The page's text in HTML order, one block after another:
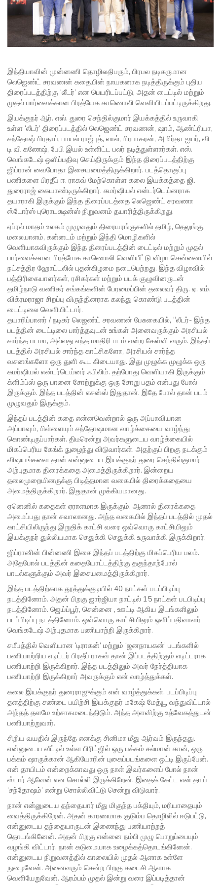
இந்தியாவின் முன்னணி தொழிலதிபரும், பிரபல நடிகருமான
லெஜெண்ட் சரவணன் கதையின் நாயகனாக நடித்திருக்கும் புதிய
திரைப்படத்திற்கு ‘லீடர்’ என பெயரிடப்பட்டு, அதன் டைட்டில் மற்றும்
முதல் பார்வைக்கான பிரத்யேக காணொலி வெளியிடப்பட்டிருக்கிறது.
இயக்குநர் ஆர். எஸ். துரை செந்தில்குமார் இயக்கத்தில் உருவாகி
உள்ள ‘லீடர்’ திரைப்படத்தில் லெஜெண்ட் சரவணன், ஷாம், ஆண்ட்ரியா,
சந்தோஷ் பிரதாப், பாயல் ராஜ்புத், லால், பிரபாகரன், அமிர்தா ஐயர், வி
டி வி கணேஷ், பேபி இயல் உள்ளிட்ட பலர் நடித்துள்ளார்கள். எஸ்.
வெங்கடேஷ் ஒளிப்பதிவு செய்திருக்கும் இந்த திரைப்படத்திற்கு
ஜிப்ரான் வைபோதா இசையமைத்திருக்கிறார். படத்தொகுப்பு
பணிகளை பிரதீப் ஈ. ராகவ் மேற்கொள்ள கலை இயக்கத்தை ஜி.
துரைராஜ் கையாண்டிருக்கிறார். கமர்ஷியல் என்டர்டெய்னராக
தயாராகி இருக்கும் இந்த திரைப்படத்தை லெஜெண்ட் சரவணா
ஸ்டோர்ஸ் புரொடக்ஷன்ஸ் நிறுவனம் தயாரித்திருக்கிறது.
ஏப்ரல் மாதம் உலகம் முழுவதும் திரையரங்குகளில் தமிழ், தெலுங்கு,
மலையாளம், கன்னடம் மற்றும் இந்தி மொழிகளில்
வெளியாகவிருக்கும் இந்த திரைப்படத்தின் டைட்டில் மற்றும் முதல்
பார்வைக்கான பிரத்யேக காணொலி வெளியீட்டு விழா சென்னையில்
நட்சத்திர ஹோட்டலில் புதன்கிழமை நடைபெற்றது. இந்த விழாவில்
பத்திரிகையாளர்கள், ரசிகர்கள் மற்றும் படக் குழுவினருடன்
தமிழ்நாடு வணிகர் சங்கங்களின் பேரமைப்பின் தலைவர் திரு. ஏ. எம்.
விக்ரமராஜா சிறப்பு விருந்தினராக கலந்து கொண்டு படத்தின்
டைட்டிலை வெளியிட்டார்.
தயாரிப்பாளர் / நடிகர் லெஜண்ட் சரவணன் பேசுகையில், “லீடர்- இந்த
படத்தின் டைட்டிலை பார்த்தவுடன் உங்கள் அனைவருக்கும் அரசியல்
சார்ந்த படமா, அல்லது எந்த மாதிரி படம் என்ற கேள்வி வரும். இந்தப்
படத்தில் அரசியல் சார்ந்த காட்சிகளோ, அரசியல் சார்ந்த
வசனங்களோ ஒரு துளி கூட கிடையாது. இது முழுக்க முழுக்க ஒரு
கமர்ஷியல் என்டர்டெய்னர் ஃபிலிம். தற்போது வெளியாகி இருக்கும்
க்ளிம்ப்ஸ் ஒரு பானை சோற்றுக்கு ஒரு சோறு பதம் என்பது போல்
இருக்கும். இந்த படத்தின் எசன்ஸ் இதுதான். இதே போல் தான் படம்
முழுவதும் இருக்கும்.
இந்தப் படத்தின் கதை என்னவென்றால் ஒரு அப்பாவியான
அப்பாவும், பிள்ளையும் சந்தோஷமான வாழ்க்கையை வாழ்ந்து
கொண்டிருப்பார்கள். திடீரென்று அவர்களுடைய வாழ்க்கையில்
மிகப்பெரிய கேங்க் நுழைந்து விடுவார்கள். அதற்குப் பிறகு நடக்கும்
விஷயங்களை தான் என்னுடைய இயக்குநர் துரை செந்தில்குமார்
அற்புதமாக திரைக்கதை அமைத்திருக்கிறார். இன்றைய
தலைமுறையினருக்கு பிடித்தமான வகையில் திரைக்கதையை
அமைத்திருக்கிறார். இதுதான் முக்கியமானது.
ஏனெனில் கதைகள் ஏராளமாக இருக்கும். ஆனால் திரைக்கதை
அமைப்பது தான் சவாலானது. அந்த வகையில் இந்தப் படத்தில் முதல்
காட்சியிலிருந்து இறுதிக் காட்சி வரை ஒவ்வொரு காட்சியிலும்
இயக்குநர் துல்லியமாக செதுக்கி செதுக்கி உருவாக்கி இருக்கிறார்.
ஜிப்ரானின் பின்னணி இசை இந்தப் படத்திற்கு மிகப்பெரிய பலம்.
அதேபோல் படத்தின் கதையோட்டத்திற்கு தகுந்தாற்போல்
பாடல்களுக்கும் அவர் இசையமைத்திருக்கிறார்.
இந்த படத்திற்காக தூத்துக்குடியில் 40 நாட்கள் படப்பிடிப்பு
நடத்தினோம். அதன் பிறகு ஜார்ஜியா நாட்டில் 15 நாட்கள் படபிடிப்பு
நடத்தினோம். ஜெய்ப்பூர், சென்னை , ஊட்டி ஆகிய இடங்களிலும்
படப்பிடிப்பு நடத்தினோம்.‌ ஒவ்வொரு காட்சியிலும் ஒளிப்பதிவாளர்
வெங்கடேஷ் அற்புதமாக பணியாற்றி இருக்கிறார்.
சமீபத்தில் வெளியான ‘டிராகன்’ மற்றும் ‘ஜனநாயகன்’ படங்களில்
பணியாற்றிய எடிட்டர் பிரதீப் ராகவ் தான் இப்படத்திற்கும் எடிட்டராக
பணியாற்றி இருக்கிறார். இந்த படத்திலும் அவர் நேர்த்தியாக
பணியாற்றி இருக்கிறார் அவருக்கும் என் வாழ்த்துக்கள்.
கலை இயக்குநர் துரைராஜுக்கும் என் வாழ்த்துக்கள். படப்பிடிப்பு
தளத்திற்கு சண்டை பயிற்சி இயக்குநர் மகேஷ் மேத்யூ வந்துவிட்டால்
அந்தத் தளமே உற்சாகமடைந்திடும். அந்த அளவிற்கு உத்வேகத்துடன்
பணியாற்றுவார்.
சிறிய வயதில் இருந்தே எனக்கு சினிமா மீது ஆர்வம் இருந்தது.
என்னுடைய வீட்டில் உள்ள பிரிட்ஜில் ஒரு பக்கம் சல்மான் கான், ஒரு
பக்கம் ஷாருக்கான் ஆகியோரின் புகைப்படங்களை ஒட்டி இருப்பேன்.‌
என் தாயிடம் என்றைக்காவது ஒரு நாள் இவர்களைப் போல் நான்
ஸ்டார் ஆவேன் என சொல்லி இருக்கிறேன். இதைக் கேட்ட என் தாய்
‘சந்தோஷம்’ என்று சொல்லிவிட்டு சென்று விடுவார்.‌
நான் என்னுடைய தந்தையார் மீது மிகுந்த பக்தியும், மரியாதையும்
வைத்திருக்கிறேன். அதன் காரணமாக குடும்ப தொழிலில் ஈடுபட்டு,
என்னுடைய தந்தையாருடன் இணைந்து பணியாற்றத்
தொடங்கினேன். அதன் பிறகு என்னை நம்பி முழு பொறுப்பையும்
வழங்கி விட்டார். நான் கடுமையாக உழைக்கத்தொடங்கினேன்.
என்னுடைய நிறுவனத்தில் காலையில் முதல் ஆளாக உள்ளே
நுழைவேன். அனைவரும் சென்ற பிறகு கடைசி ஆளாக
வெளியேறுவேன். ஆரம்பம் முதல் இன்று வரை இப்படித்தான்